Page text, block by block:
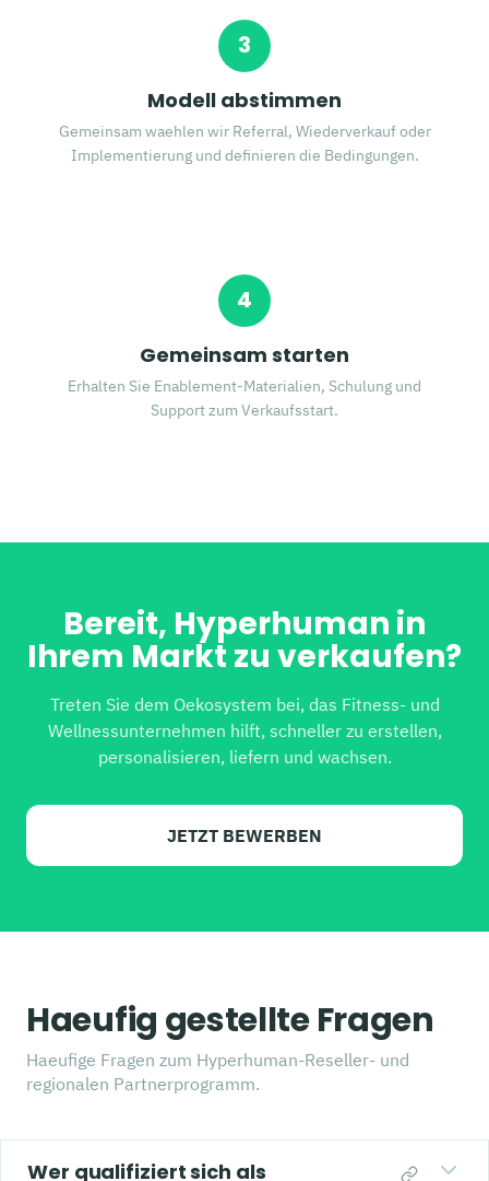
3
Modell abstimmen
Gemeinsam waehlen wir Referral, Wiederverkauf oder
Implementierung und definieren die Bedingungen.
4
Gemeinsam starten
Erhalten Sie Enablement-Materialien, Schulung und
Support zum Verkaufsstart.
Bereit, Hyperhuman in
Ihrem Markt zu verkaufen?
Treten Sie dem Oekosystem bei, das Fitness- und
Wellnessunternehmen hilft, schneller zu erstellen,
personalisieren, liefern und wachsen.
JETZT BEWERBEN
Haeufig gestellte Fragen
Haeufige Fragen zum Hyperhuman-Reseller- und
regionalen Partnerprogramm.
Wer qualifiziert sich als